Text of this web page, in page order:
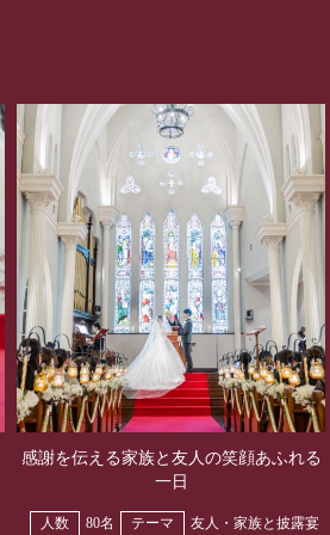
感謝を伝える家族と友人の笑顔あふれる
一日
人数 80名 テーマ 友人・家族と披露宴